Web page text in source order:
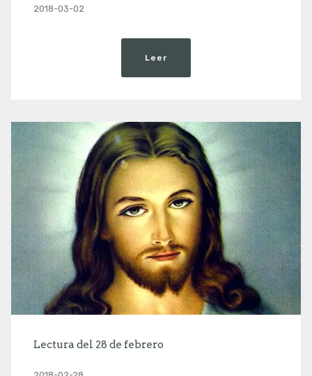
2018-03-02
Leer
Lectura del 28 de febrero